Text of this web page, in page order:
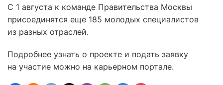
С 1 августа к команде Правительства Москвы
присоединятся еще 185 молодых специалистов
из разных отраслей.
Подробнее узнать о проекте и подать заявку
на участие можно на карьерном портале.